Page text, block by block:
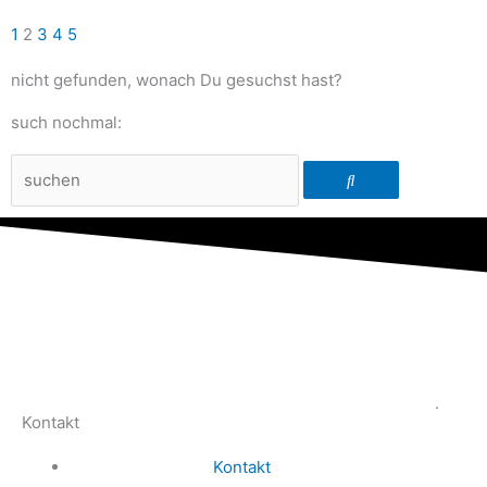
1 2 3 4 5
nicht gefunden, wonach Du gesuchst hast?
such nochmal:
Kontakt
Kontakt
.